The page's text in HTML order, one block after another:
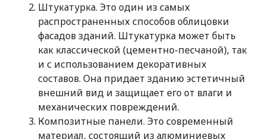
Штукатурка. Это один из самых
распространенных способов облицовки
фасадов зданий. Штукатурка может быть
как классической (цементно-песчаной), так
и с использованием декоративных
составов. Она придает зданию эстетичный
внешний вид и защищает его от влаги и
механических повреждений.
Композитные панели. Это современный
материал, состоящий из алюминиевых